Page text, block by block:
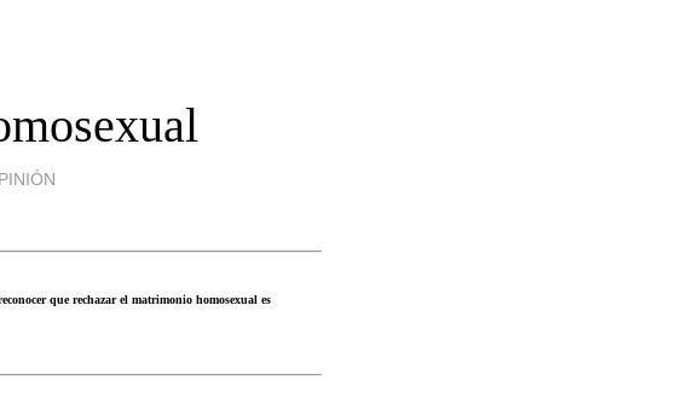
que rechazar el matrimonio homosexual es